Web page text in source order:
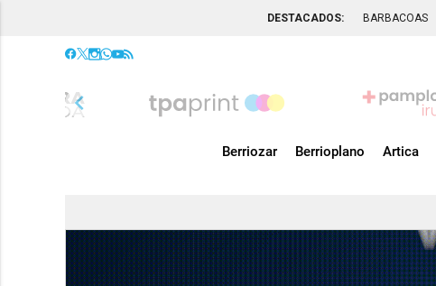
DESTACADOS: BARBACOAS
chevron_left
Berriozar Berrioplano Artica